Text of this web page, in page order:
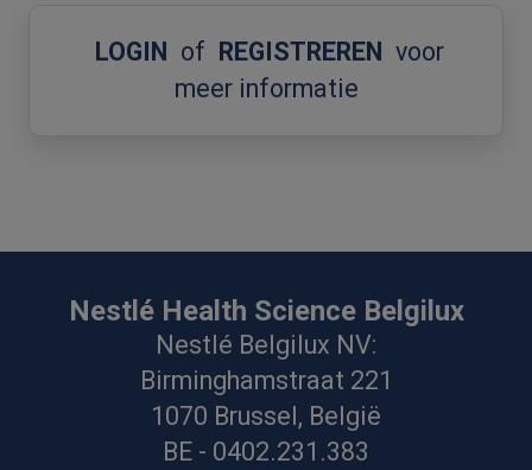
LOGIN of REGISTREREN voor
meer informatie
Nestlé Health Science Belgilux
Nestlé Belgilux NV:
Birminghamstraat 221
1070 Brussel, België
BE - 0402.231.383